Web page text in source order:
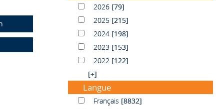
20262026 [79]
20252025 [215]
20242024 [198]
20232023 [153]
20222022 [122]
[+]
Langue
FrançaisFrançais [8832]